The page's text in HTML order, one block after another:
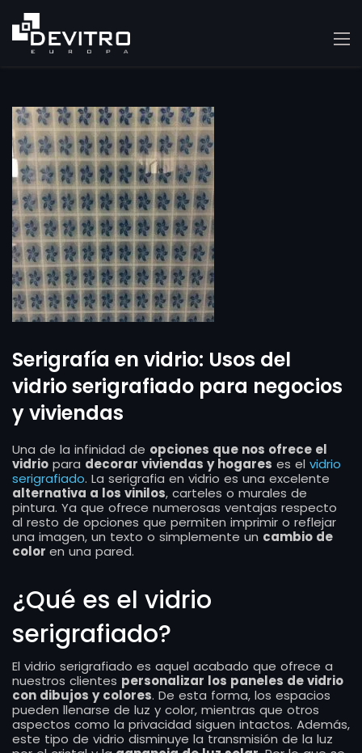
Serigrafía en vidrio: Usos del
vidrio serigrafiado para negocios
y viviendas
Una de la infinidad de opciones que nos ofrece el
vidrio para decorar viviendas y hogares es el vidrio
serigrafiado. La serigrafia en vidrio es una excelente
alternativa a los vinilos, carteles o murales de
pintura. Ya que ofrece numerosas ventajas respecto
al resto de opciones que permiten imprimir o reflejar
una imagen, un texto o simplemente un cambio de
color en una pared.
¿Qué es el vidrio
serigrafiado?
El vidrio serigrafiado es aquel acabado que ofrece a
nuestros clientes personalizar los paneles de vidrio
con dibujos y colores. De esta forma, los espacios
pueden llenarse de luz y color, mientras que otros
aspectos como la privacidad siguen intactos. Además,
este tipo de vidrio disminuye la transmisión de la luz